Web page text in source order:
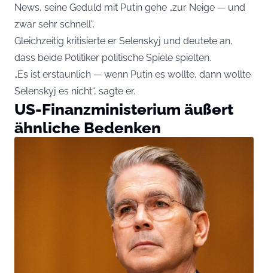
News, seine Geduld mit Putin gehe „zur Neige — und
zwar sehr schnell“.
Gleichzeitig kritisierte er Selenskyj und deutete an,
dass beide Politiker politische Spiele spielten.
„Es ist erstaunlich — wenn Putin es wollte, dann wollte
Selenskyj es nicht“, sagte er.
US-Finanzministerium äußert
ähnliche Bedenken